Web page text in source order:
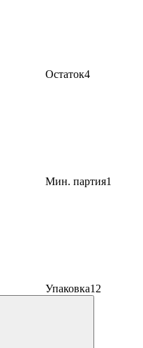
Остаток4
Мин. партия1
Упаковка12